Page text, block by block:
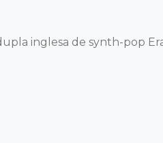
inglesa de synth-pop